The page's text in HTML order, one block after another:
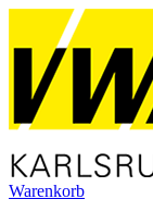
Warenkorb